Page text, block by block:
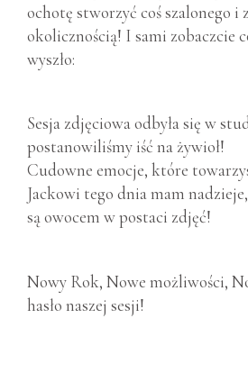
ochotę stworzyć coś szalonego i
okolicznością! I sami zobaczcie
wyszło:
Sesja zdjęciowa odbyła się w
postanowiliśmy iść na żywioł!
Cudowne emocje, które
Jackowi tego dnia mam
są owocem w postaci zdjęć!
Nowy Rok, Nowe możliwości,
hasło naszej sesji!